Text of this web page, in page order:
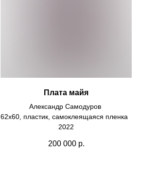
Плата майя
Александр Самодуров
62х60, пластик, самоклеящаяся пленка
2022
200 000 р.